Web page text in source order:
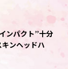
ンパクト”十分
ンヘッドハ